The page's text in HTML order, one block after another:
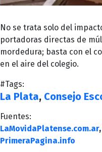
No se trata solo del
portadoras directas de
mordedura; basta con el
en el aire del colegio.
#Tags:
La Plata, Consejo
Fuentes:
LaMovidaPlatense.com.ar,
PrimeraPagina.info